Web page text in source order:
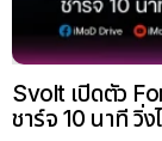
Svolt เปิดตัว
ชาร์จ 10 นาที วิ่